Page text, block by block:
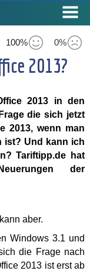
100% 0%
2013?
2013 in den
die sich jetzt
2013, wenn man
ist? Und kann ich
Tariftipp.de hat
der
aber.
Windows 3.1 und
die Frage nach
2013 ist erst ab